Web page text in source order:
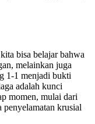
bisa belajar bahwa
melainkan juga
1-1 menjadi bukti
adalah kunci
momen, mulai dari
krusial